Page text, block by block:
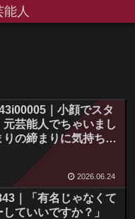
能人
｜小顔でスタ
元芸能人でちゃいまし
りの締まりに気持ち良
ししたらご機嫌斜めで
2026.06.24
｜「有名じゃなくて
ていいですか？」